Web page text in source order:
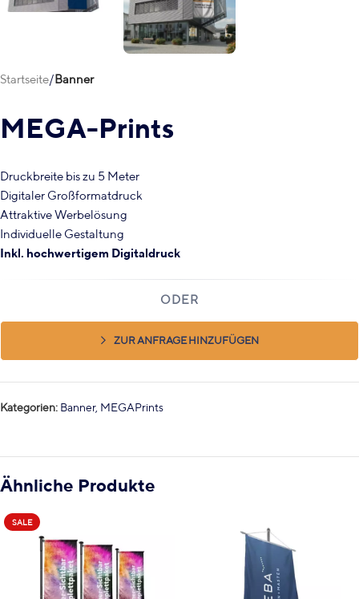
Startseite Banner
MEGA-Prints
Druckbreite bis zu 5 Meter
Digitaler Großformatdruck
Attraktive Werbelösung
Individuelle Gestaltung
Inkl. hochwertigem Digitaldruck
ZUR ANFRAGE HINZUFÜGEN
Kategorien: Banner, MEGAPrints
Ähnliche Produkte
SALE